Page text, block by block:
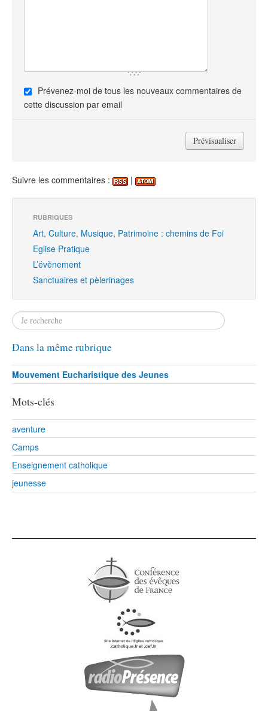
Prévenez-moi de tous les nouveaux commentaires de
cette discussion par email
Suivre les commentaires : |
RUBRIQUES
Art, Culture, Musique, Patrimoine : chemins de Foi
Eglise Pratique
L’évènement
Sanctuaires et pèlerinages
Dans la même rubrique
Mouvement Eucharistique des Jeunes
Mots-clés
aventure
Camps
Enseignement catholique
jeunesse